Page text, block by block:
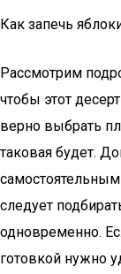
Как запечь
Рассмотрим
чтобы этот
верно выбрать
таковая будет.
следует
одновременно.
готовкой нужно